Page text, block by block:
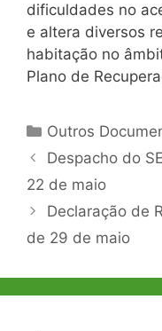
dificuldades no
e altera diversos
habitação no
Plano de
Categorias
Outros
Navegação
de
Despacho do
22 de maio
Declaração de
de 29 de maio